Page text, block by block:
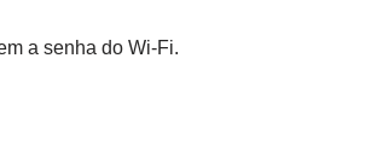
a senha do Wi-Fi.